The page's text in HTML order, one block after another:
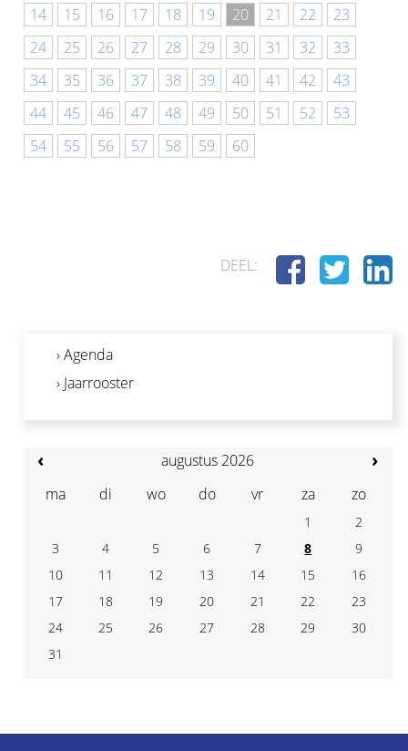
14
15 16 17 18 19 20 21 22
23
24
25 26 27 28 29 30 31 32
33
34
35 36 37 38 39 40 41 42
43
44
45 46 47 48 49 50 51 52
53
54
55 56 57 58 59 60
DEEL:
› Agenda
› Jaarrooster
‹ ›
augustus 2026
ma
di wo do vr za zo
1
2
3
4 5 6 7 8
9
10
11 12 13 14 15
16
17
18 19 20 21 22
23
24
25 26 27 28 29
30
31